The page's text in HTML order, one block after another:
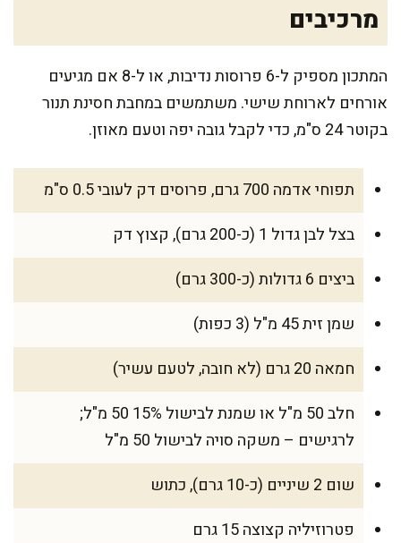
מרכיבים
המתכון מספיק ל-6 פרוסות נדיבות, או ל-8 אם מגיעים
אורחים לארוחת שישי. משתמשים במחבת חסינת תנור
בקוטר 24 ס"מ, כדי לקבל גובה יפה וטעם מאוזן.
תפוחי אדמה 700 גרם, פרוסים דק לעובי 0.5 ס"מ
בצל לבן גדול 1 (כ-200 גרם), קצוץ דק
ביצים 6 גדולות (כ-300 גרם)
שמן זית 45 מ"ל (3 כפות)
חמאה 20 גרם (לא חובה, לטעם עשיר)
חלב 50 מ"ל או שמנת לבישול 15% 50 מ"ל;
לרגישים – משקה סויה לבישול 50 מ"ל
שום 2 שיניים (כ-10 גרם), כתוש
פטרוזיליה קצוצה 15 גרם